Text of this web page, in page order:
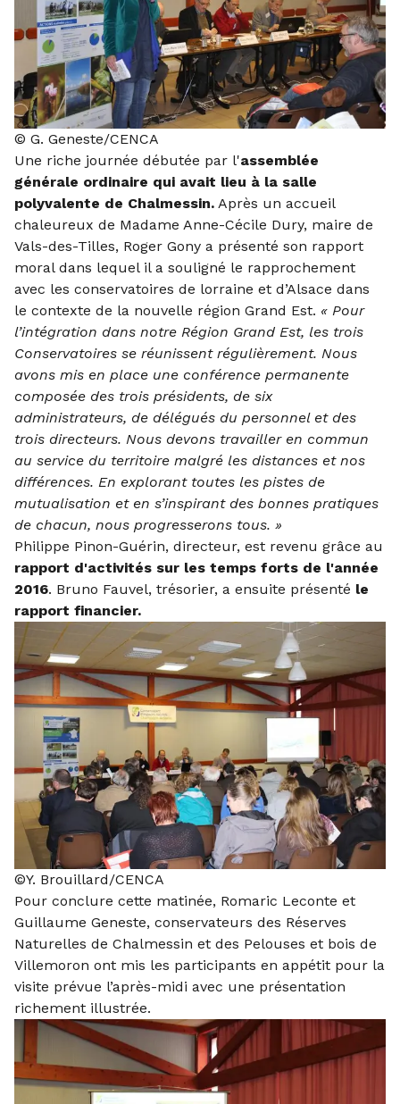
© G. Geneste/CENCA
Une riche journée débutée par l'assemblée
générale ordinaire qui avait lieu à la salle
polyvalente de Chalmessin. Après un accueil
chaleureux de Madame Anne-Cécile Dury, maire de
Vals-des-Tilles, Roger Gony a présenté son rapport
moral dans lequel il a souligné le rapprochement
avec les conservatoires de lorraine et d’Alsace dans
le contexte de la nouvelle région Grand Est. « Pour
l’intégration dans notre Région Grand Est, les trois
Conservatoires se réunissent régulièrement. Nous
avons mis en place une conférence permanente
composée des trois présidents, de six
administrateurs, de délégués du personnel et des
trois directeurs. Nous devons travailler en commun
au service du territoire malgré les distances et nos
différences. En explorant toutes les pistes de
mutualisation et en s’inspirant des bonnes pratiques
de chacun, nous progresserons tous. »
Philippe Pinon-Guérin, directeur, est revenu grâce au
rapport d'activités sur les temps forts de l'année
2016. Bruno Fauvel, trésorier, a ensuite présenté le
rapport financier.
©Y. Brouillard/CENCA
Pour conclure cette matinée, Romaric Leconte et
Guillaume Geneste, conservateurs des Réserves
Naturelles de Chalmessin et des Pelouses et bois de
Villemoron ont mis les participants en appétit pour la
visite prévue l’après-midi avec une présentation
richement illustrée.